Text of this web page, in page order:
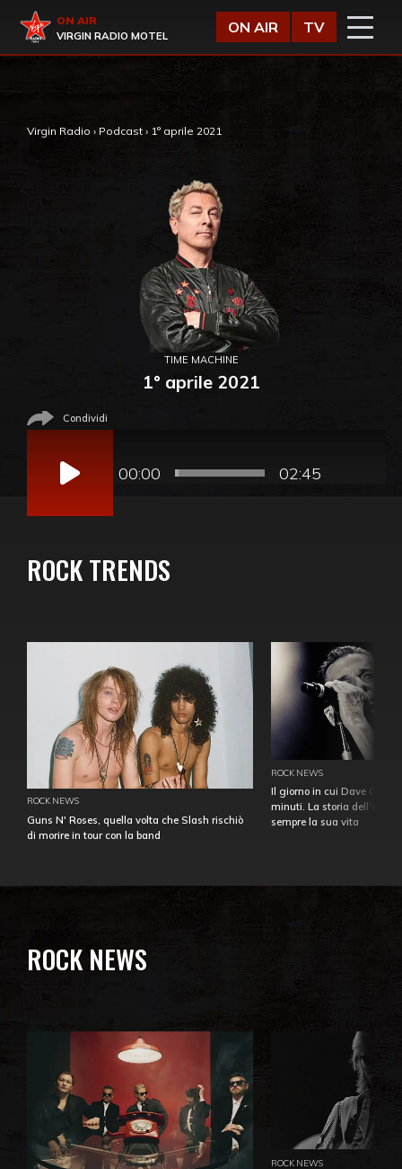
Virgin Radio
ON AIR
VIRGIN RADIO MOTEL
ON AIR TV
Virgin Radio › Podcast › 1° aprile 2021
TIME MACHINE
1° aprile 2021
Condividi
00:00 02:45
ROCK TRENDS
ROCK NEWS
Guns N' Roses, quella volta che Slash rischiò
di morire in tour con la band
ROCK NEWS
Il giorno in cui Dave
minuti. La storia
sempre la sua vita
ROCK NEWS
ROCK NEWS